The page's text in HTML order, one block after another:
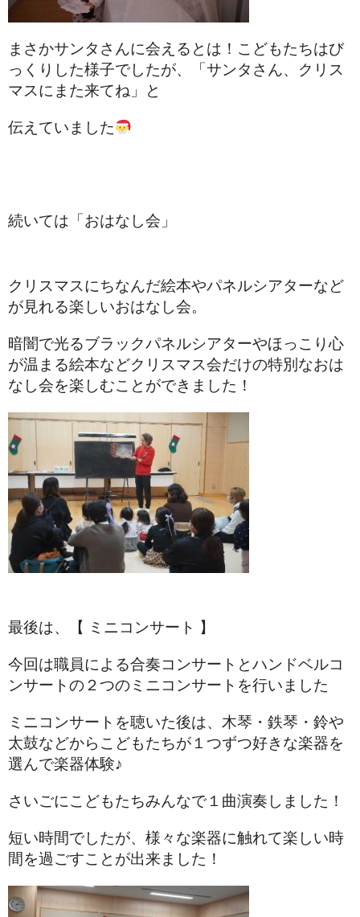
まさかサンタさんに会えるとは！こどもたちはび
っくりした様子でしたが、「サンタさん、クリス
マスにまた来てね」と
伝えていました
続いては「おはなし会」
クリスマスにちなんだ絵本やパネルシアターなど
が見れる楽しいおはなし会。
暗闇で光るブラックパネルシアターやほっこり心
が温まる絵本などクリスマス会だけの特別なおは
なし会を楽しむことができました！
最後は、【 ミニコンサート 】
今回は職員による合奏コンサートとハンドベルコ
ンサートの２つのミニコンサートを行いました
ミニコンサートを聴いた後は、木琴・鉄琴・鈴や
太鼓などからこどもたちが１つずつ好きな楽器を
選んで楽器体験♪
さいごにこどもたちみんなで１曲演奏しました！
短い時間でしたが、様々な楽器に触れて楽しい時
間を過ごすことが出来ました！